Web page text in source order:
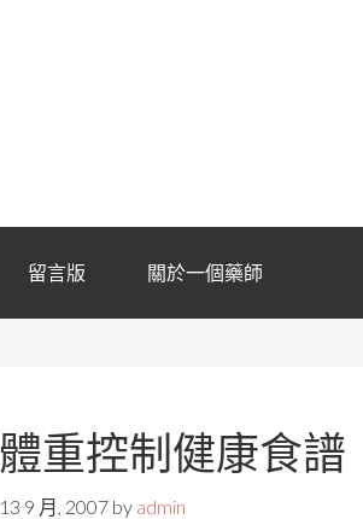
留言版 關於一個藥師
體重控制健康食譜
13 9 月, 2007 by admin